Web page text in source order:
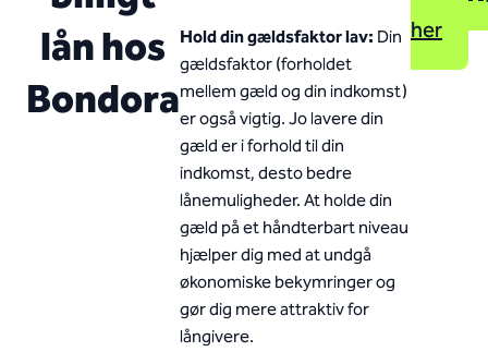
lån hos
Bondora
Hold din gældsfaktor lav: Din
gældsfaktor (forholdet
mellem gæld og din indkomst)
er også vigtig. Jo lavere din
gæld er i forhold til din
indkomst, desto bedre
lånemuligheder. At holde din
gæld på et håndterbart niveau
hjælper dig med at undgå
økonomiske bekymringer og
gør dig mere attraktiv for
långivere.
her